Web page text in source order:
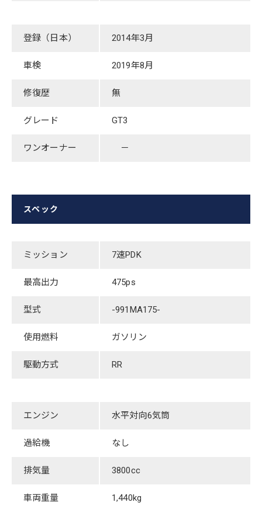
登録（日本） 2014年3月
車検 2019年8月
修復歴 無
グレード ​GT3
ワンオーナー －
スペック
ミッション ​7速PDK
最高出力 475ps
型式 -991MA175-
使用燃料 ガソリン
駆動方式 RR
エンジン 水平対向6気筒
過給機 ​なし
排気量 3800cc
車両重量 1,440kg